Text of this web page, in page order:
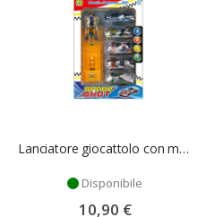
Lanciatore giocattolo con modellini auto - Mazzeo Giocattoli
Disponibile
10,90 €